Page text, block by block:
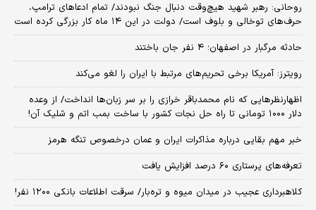
روحانی: رهبر شهید هیچ‌وقت دنبال جنگ نبودند/ تمام ادعاهای ترامپ،
حرف‌های توخالی و بلوف است/ دولت در این ۱۴ ماه کار بزرگی کرده است
حادثه مرگبار در اصفهان؛ ۴ نفر جان باختند
رویترز: آمریکا برخی تحریم‌های مرتبط با ایران را لغو می‌کند
اظهارنظرهایی که نام محمدباقر خرازی را بر سر زبان‌ها انداخت/ از وعده
دلار ۱۰۰۰ تومانی تا راه حل نجات کشور با ساخت بمب اتم و شلیک آن!
خبر مهم بقایی درباره مذاکرات ایران و عمان درخصوص تنگه هرمز
تعرفه‌های پرستاری ۶۰ درصد افزایش یافت
کلاهبرداری عجیب در میدان میوه و تره‌بار/ سرقت اطلاعات بانکی ۱۲۰۰ نفر!